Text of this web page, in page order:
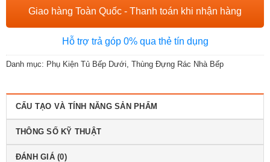
Giao hàng Toàn Quốc - Thanh toán khi nhận hàng
Hỗ trợ trả góp 0% qua thẻ tín dụng
Danh mục: Phụ Kiện Tủ Bếp Dưới, Thùng Đựng Rác Nhà Bếp
CẤU TẠO VÀ TÍNH NĂNG SẢN PHẨM
THÔNG SỐ KỸ THUẬT
ĐÁNH GIÁ (0)